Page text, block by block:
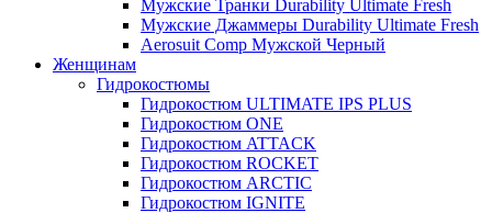
Мужские Транки Durability Ultimate Fresh
Мужские Джаммеры Durability Ultimate Fresh
Aerosuit Comp Мужской Черный
Женщинам
Гидрокостюмы
Гидрокостюм ULTIMATE IPS PLUS
Гидрокостюм ONE
Гидрокостюм ATTACK
Гидрокостюм ROCKET
Гидрокостюм ARCTIC
Гидрокостюм IGNITE